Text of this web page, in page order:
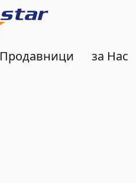
Продавници за Нас